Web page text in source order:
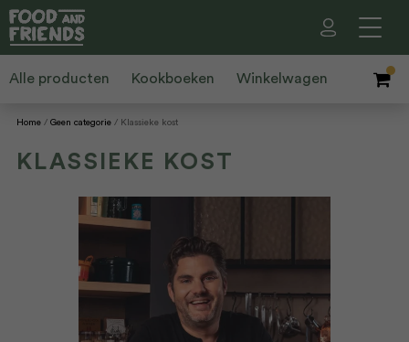
Alle producten Kookboeken Winkelwagen
Home Geen categorie Klassieke kost
KLASSIEKE KOST